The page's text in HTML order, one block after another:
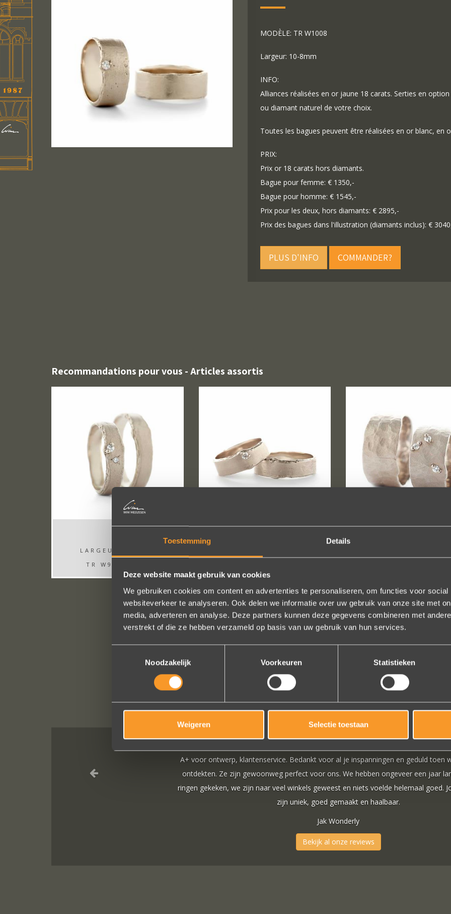
Toestemming Details
Deze website maakt gebruik van cookies
We gebruiken cookies om content en advertenties te personaliseren, om functies voor
websiteverkeer te analyseren. Ook delen we informatie over uw gebruik van onze site met
media, adverteren en analyse. Deze partners kunnen deze gegevens combineren met
verstrekt of die ze hebben verzameld op basis van uw gebruik van hun services.
Noodzakelijk
Voorkeuren Statistieken
Weigeren Selectie toestaan
MODÈLE: TR W1008
Largeur: 10-8mm
INFO:
Alliances réalisées en or jaune 18 carats. Serties en
ou diamant naturel de votre choix.
Toutes les bagues peuvent être réalisées en or blanc, en
PRIX:
Prix or 18 carats hors diamants.
Bague pour femme: € 1350,-
Bague pour homme: € 1545,-
Prix pour les deux, hors diamants: € 2895,-
Prix des bagues dans l'illustration (diamants inclus): €
PLUS D'INFO COMMANDER?
Recommandations pour vous - Articles assortis
LARGEUR: 5-6MM
TR W977 SMAL
SUIVEZ-NOUS SUR LES MÉDIAS SOCIAUX
ontwerp, klantenservice. Bedankt voor al je inspanningen en geduld toen we deze ringen
Ze zijn gewoonweg perfect voor ons. We hebben ongeveer een jaar lang online naar
gekeken, we zijn naar veel winkels geweest en niets voelde helemaal goed. Jouw ontwerpen
Bekijk al onze reviews